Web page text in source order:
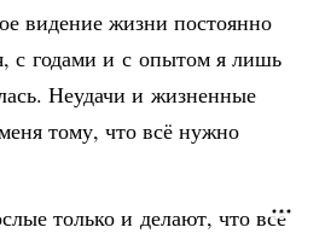
видение жизни постоянно
с годами и с опытом я лишь
Неудачи и жизненные
тому, что всё нужно
только и делают, что всё